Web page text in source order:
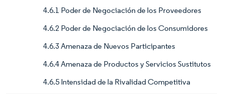
4.6.1 Poder de Negociación de los Proveedores
4.6.2 Poder de Negociación de los Consumidores
4.6.3 Amenaza de Nuevos Participantes
4.6.4 Amenaza de Productos y Servicios Sustitutos
4.6.5 Intensidad de la Rivalidad Competitiva